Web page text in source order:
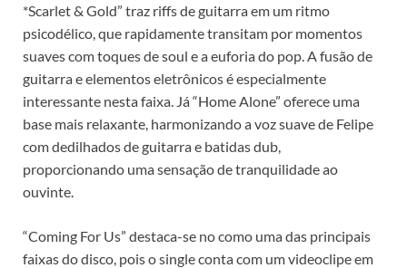
*Scarlet & Gold” traz riffs de guitarra em um ritmo
psicodélico, que rapidamente transitam por momentos
suaves com toques de soul e a euforia do pop. A fusão de
guitarra e elementos eletrônicos é especialmente
interessante nesta faixa. Já “Home Alone” oferece uma
base mais relaxante, harmonizando a voz suave de Felipe
com dedilhados de guitarra e batidas dub,
proporcionando uma sensação de tranquilidade ao
ouvinte.
“Coming For Us” destaca-se no como uma das principais
faixas do disco, pois o single conta com um videoclipe em